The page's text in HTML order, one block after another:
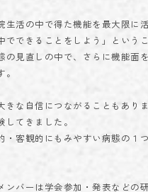
活の中で得た機能を最大限に
でできることをしよう」という
の見直しの中で、さらに機能面
きな自信につながることもあり
てきました。
客観的にもみやすい病態の１
バーは学会参加・発表などの